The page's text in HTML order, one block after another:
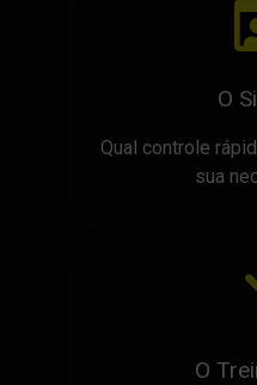
O
Qual controle
sua
O